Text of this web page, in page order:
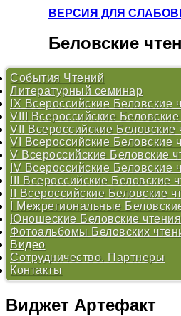
ВЕРСИЯ ДЛЯ
Беловские
События Чтений
Литературный семинар
IX Всероссийские Беловские
Литературный семинар
VIII Всероссийские
Литературный семинар
VII Всероссийские Беловские
Литературный семинар
VI Всероссийские Беловские
Литературный марафон
Программа Беловских чтений
Литературный семинар
Работы участников
V Всероссийские Беловские
Положение
Конкурс «Душа хранит»
Работы участников
Литературный марафон
Программа Беловских чтений
Литературный семинар
IV Всероссийские Беловские
Программа Беловских чтений
Конкурс «Душа хранит»
Литературный семинар
Литературный марафон
Дискуссионные площадки
Беловский сборник 2017
III Всероссийские Беловские
Программа
Конкурс «Душа хранит»
Литературный семинар
Литературный марафон
Беловский сборник
II Всероссийские Беловские
Открытие Центра В. И.
Программа
Конкурс
Литературный марафон
Беловский сборник 2015
I Межрегиональные
Программа
Конкурс
Юношеские Беловские чтения
«О Родине душа моя болит...»
«Эпос крестьянской жизни в
авторов» - 2013
«Проблемы нравственности в
Белова» - 2012
«Тихая моя Родина...» - 2011
«Хранитель русского лада» -
Фотоальбомы Беловских
Видео
Сотрудничество. Партнеры
Контакты
Виджет Артефакт